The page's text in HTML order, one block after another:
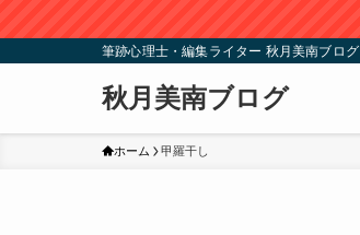
筆跡心理士・編集ライター 秋月美南ブログ
秋月美南ブログ
ホーム 甲羅干し